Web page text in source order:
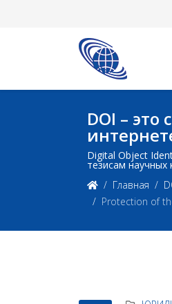
DOI –
Digital Object
тезисам
Главная
Protection of